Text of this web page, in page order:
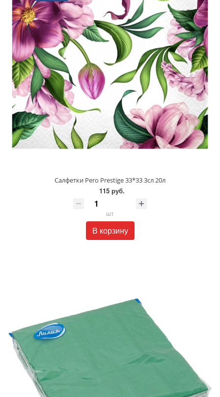
Салфетки Pero Prestige 33*33 3сл 20л
115 руб.
шт
В корзину